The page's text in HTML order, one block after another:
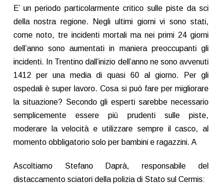
E’ un periodo particolarmente critico sulle piste da sci
della nostra regione. Negli ultimi giorni vi sono stati,
come noto, tre incidenti mortali ma nei primi 24 giorni
dell’anno sono aumentati in maniera preoccupanti gli
incidenti. In Trentino dall’inizio dell’anno ne sono avvenuti
1412 per una media di quasi 60 al giorno. Per gli
ospedali è super lavoro. Cosa si può fare per migliorare
la situazione? Secondo gli esperti sarebbe necessario
semplicemente essere più prudenti sulle piste,
moderare la velocità e utilizzare sempre il casco, al
momento obbligatorio solo per bambini e ragazzini. A
Ascoltiamo Stefano Daprà, responsabile del
distaccamento sciatori della polizia di Stato sul Cermis: